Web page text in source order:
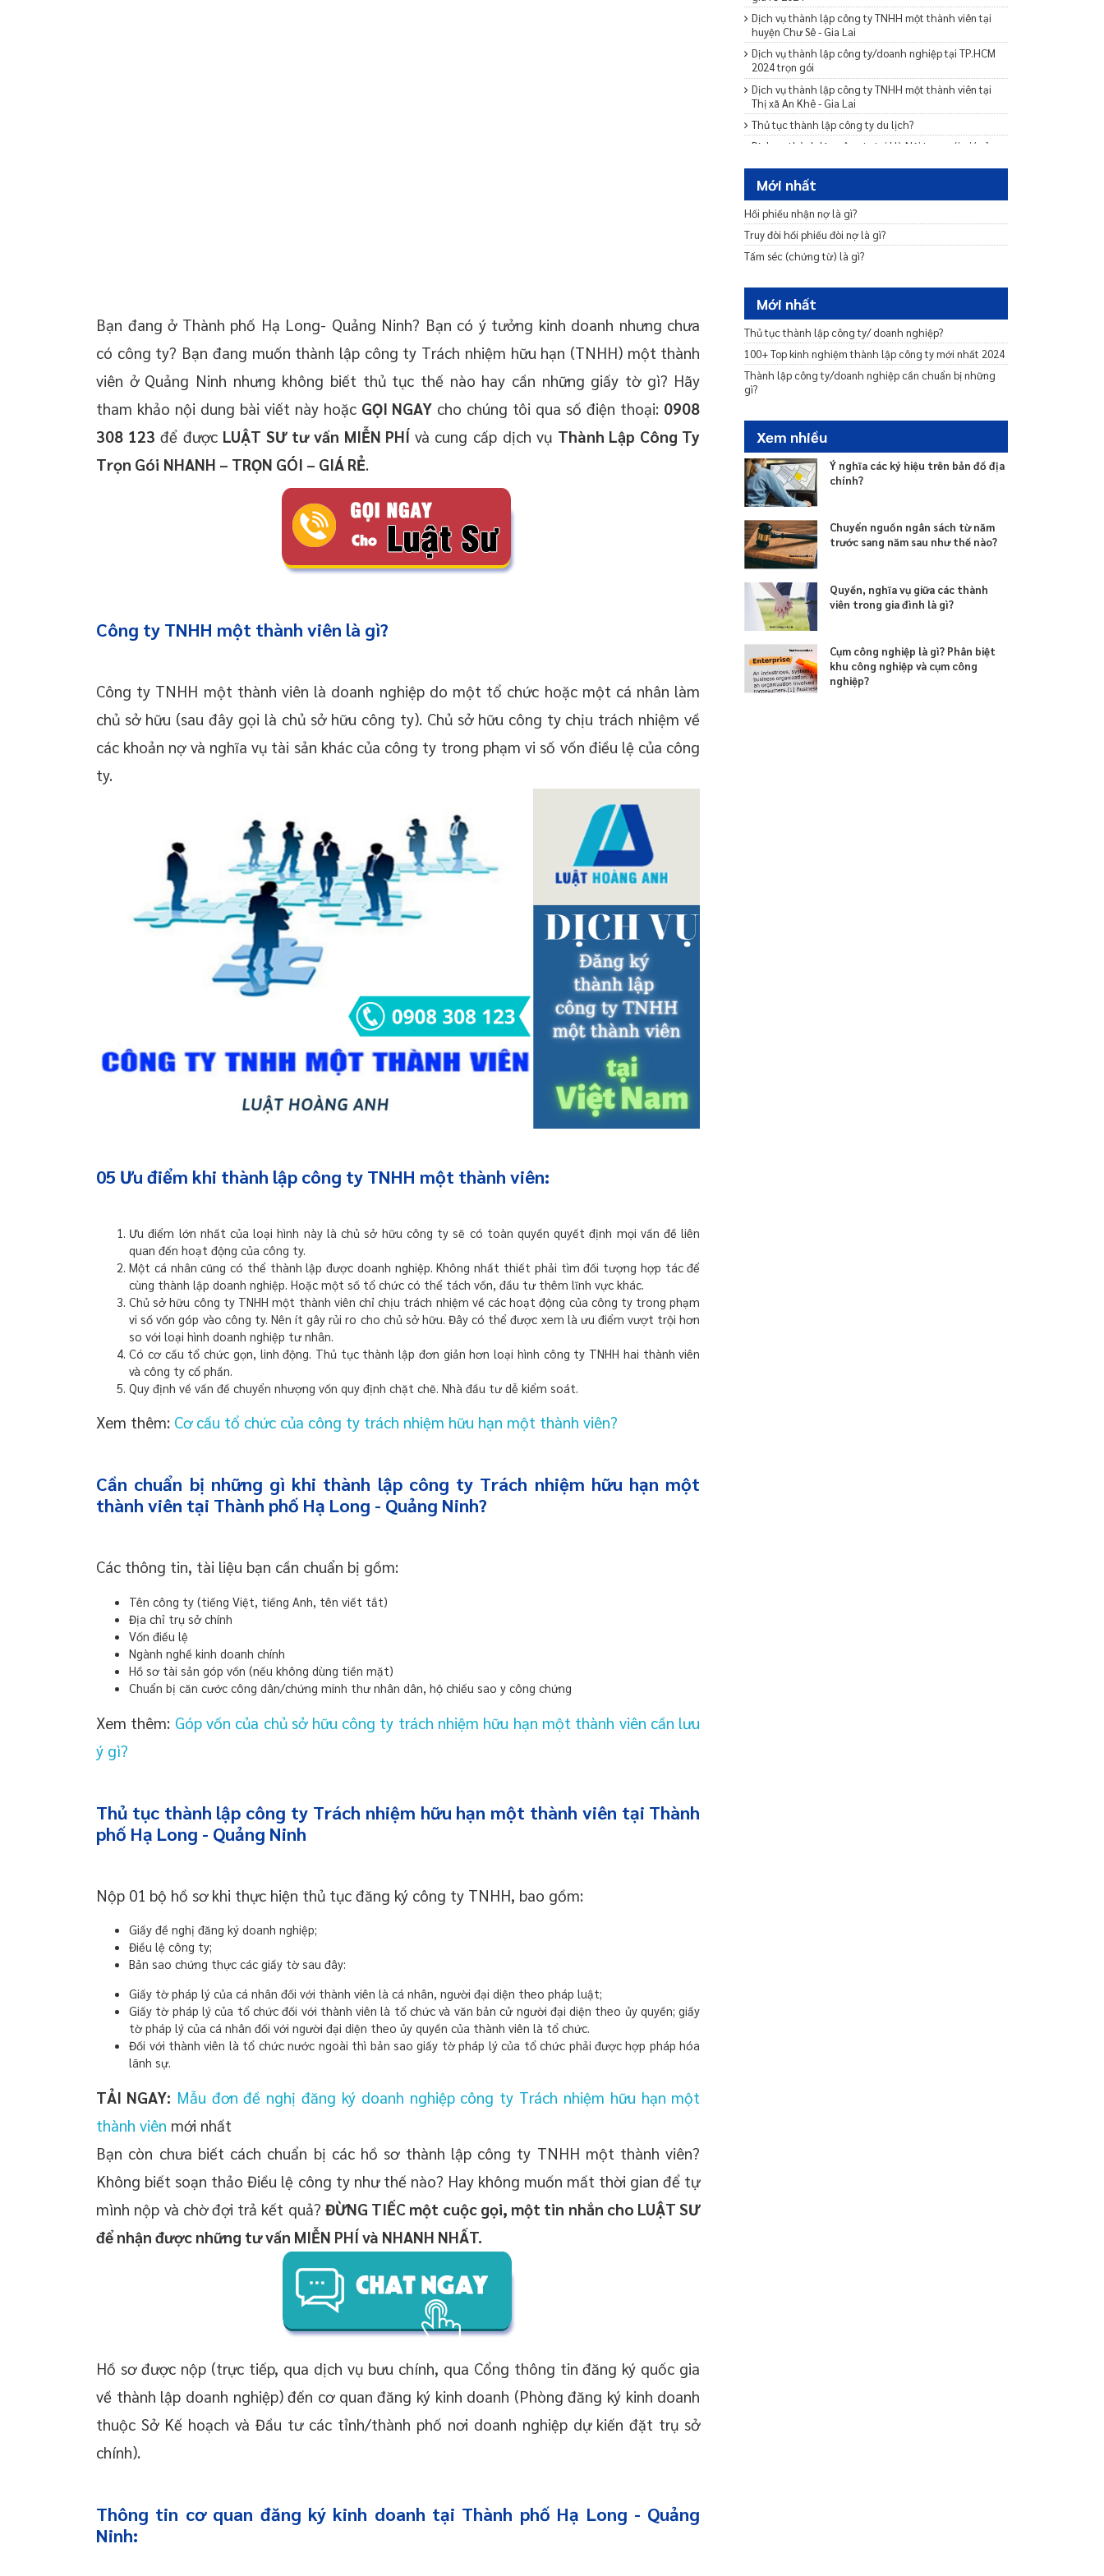
Bạn đang ở Thành phố Hạ Long- Quảng Ninh? Bạn có ý tưởng kinh doanh nhưng chưa
có công ty? Bạn đang muốn thành lập công ty Trách nhiệm hữu hạn (TNHH) một thành
viên ở Quảng Ninh nhưng không biết thủ tục thế nào hay cần những giấy tờ gì? Hãy
tham khảo nội dung bài viết này hoặc GỌI NGAY cho chúng tôi qua số điện thoại: 0908
308 123 để được LUẬT SƯ tư vấn MIỄN PHÍ và cung cấp dịch vụ Thành Lập Công Ty
Trọn Gói NHANH – TRỌN GÓI – GIÁ RẺ.
Công ty TNHH một thành viên là gì?
Công ty TNHH một thành viên là doanh nghiệp do một tổ chức hoặc một cá nhân làm
chủ sở hữu (sau đây gọi là chủ sở hữu công ty). Chủ sở hữu công ty chịu trách nhiệm về
các khoản nợ và nghĩa vụ tài sản khác của công ty trong phạm vi số vốn điều lệ của công
ty.
05 Ưu điểm khi thành lập công ty TNHH một thành viên:
Ưu điểm lớn nhất của loại hình này là chủ sở hữu công ty sẽ có toàn quyền quyết định mọi vấn đề liên
quan đến hoạt động của công ty.
Một cá nhân cũng có thể thành lập được doanh nghiệp. Không nhất thiết phải tìm đối tượng hợp tác để
cùng thành lập doanh nghiệp. Hoặc một số tổ chức có thể tách vốn, đầu tư thêm lĩnh vực khác.
Chủ sở hữu công ty TNHH một thành viên chỉ chịu trách nhiệm về các hoạt động của công ty trong phạm
vi số vốn góp vào công ty. Nên ít gây rủi ro cho chủ sở hữu. Đây có thể được xem là ưu điểm vượt trội hơn
so với loại hình doanh nghiệp tư nhân.
Có cơ cấu tổ chức gọn, linh động. Thủ tục thành lập đơn giản hơn loại hình công ty TNHH hai thành viên
và công ty cổ phần.
Quy định về vấn đề chuyển nhượng vốn quy định chặt chẽ. Nhà đầu tư dễ kiểm soát.
Xem thêm: Cơ cấu tổ chức của công ty trách nhiệm hữu hạn một thành viên?
Cần chuẩn bị những gì khi thành lập công ty Trách nhiệm hữu hạn một
thành viên tại Thành phố Hạ Long - Quảng Ninh?
Các thông tin, tài liệu bạn cần chuẩn bị gồm:
Tên công ty (tiếng Việt, tiếng Anh, tên viết tắt)
Địa chỉ trụ sở chính
Vốn điều lệ
Ngành nghề kinh doanh chính
Hồ sơ tài sản góp vốn (nếu không dùng tiền mặt)
Chuẩn bị căn cước công dân/chứng minh thư nhân dân, hộ chiếu sao y công chứng
Xem thêm: Góp vốn của chủ sở hữu công ty trách nhiệm hữu hạn một thành viên cần lưu
ý gì?
Thủ tục thành lập công ty Trách nhiệm hữu hạn một thành viên tại Thành
phố Hạ Long - Quảng Ninh
Nộp 01 bộ hồ sơ khi thực hiện thủ tục đăng ký công ty TNHH, bao gồm:
Giấy đề nghị đăng ký doanh nghiệp;
Điều lệ công ty;
Bản sao chứng thực các giấy tờ sau đây:
Giấy tờ pháp lý của cá nhân đối với thành viên là cá nhân, người đại diện theo pháp luật;
Giấy tờ pháp lý của tổ chức đối với thành viên là tổ chức và văn bản cử người đại diện theo ủy quyền; giấy
tờ pháp lý của cá nhân đối với người đại diện theo ủy quyền của thành viên là tổ chức.
Đối với thành viên là tổ chức nước ngoài thì bản sao giấy tờ pháp lý của tổ chức phải được hợp pháp hóa
lãnh sự.
TẢI NGAY: Mẫu đơn đề nghị đăng ký doanh nghiệp công ty Trách nhiệm hữu hạn một
thành viên mới nhất
Bạn còn chưa biết cách chuẩn bị các hồ sơ thành lập công ty TNHH một thành viên?
Không biết soạn thảo Điều lệ công ty như thế nào? Hay không muốn mất thời gian để tự
mình nộp và chờ đợi trả kết quả? ĐỪNG TIẾC một cuộc gọi, một tin nhắn cho LUẬT SƯ
để nhận được những tư vấn MIỄN PHÍ và NHANH NHẤT.
Hồ sơ được nộp (trực tiếp, qua dịch vụ bưu chính, qua Cổng thông tin đăng ký quốc gia
về thành lập doanh nghiệp) đến cơ quan đăng ký kinh doanh (Phòng đăng ký kinh doanh
thuộc Sở Kế hoạch và Đầu tư các tỉnh/thành phố nơi doanh nghiệp dự kiến đặt trụ sở
chính).
Thông tin cơ quan đăng ký kinh doanh tại Thành phố Hạ Long - Quảng
Ninh:
Dịch vụ thành lập công ty TNHH một thành viên tại
huyện Chư Sê - Gia Lai
Dịch vụ thành lập công ty/doanh nghiệp tại TP.HCM
2024 trọn gói
Dịch vụ thành lập công ty TNHH một thành viên tại
Thị xã An Khê - Gia Lai
Thủ tục thành lập công ty du lịch?
Dịch vụ thành lập công ty tại Hà Nội trọn gói giá rẻ
Giá thành lập công ty trọn gói 2024 mới nhất hết bao
nhiêu?
Dịch vụ thành lập công ty/doanh nghiệp tại Đà Nẵng
2024 trọn gói
Muốn mở đại lý chuyển phát nhanh cần thủ tục gì?
Lệ phí đăng ký doanh nghiệp được quy định như thế
nào?
Thủ tục mở chi nhánh công ty ở tỉnh khác?
Dịch vụ thành lập chi nhánh công ty 500k
Dịch vụ thành lập công ty TNHH một thành viên
Mới nhất
Hối phiếu nhận nợ là gì?
Truy đòi hối phiếu đòi nợ là gì?
Tấm séc (chứng từ) là gì?
Mới nhất
Thủ tục thành lập công ty/ doanh nghiệp?
100+ Top kinh nghiệm thành lập công ty mới nhất 2024
Thành lập công ty/doanh nghiệp cần chuẩn bị những
gì?
Xem nhiều
Ý nghĩa các ký hiệu trên bản đồ địa
chính?
Chuyển nguồn ngân sách từ năm
trước sang năm sau như thế nào?
Quyền, nghĩa vụ giữa các thành
viên trong gia đình là gì?
Cụm công nghiệp là gì? Phân biệt
khu công nghiệp và cụm công
nghiệp?